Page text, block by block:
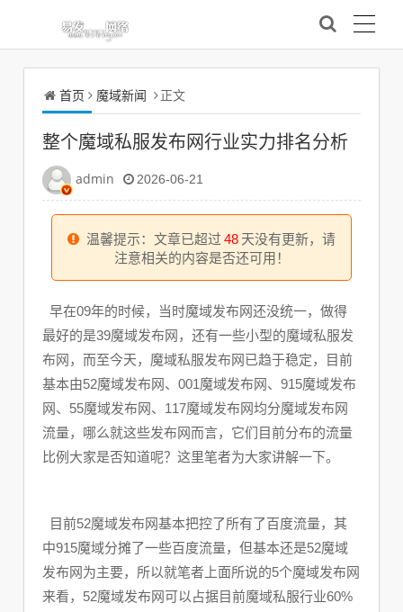
首页 魔域新闻 正文
整个魔域私服发布网行业实力排名分析
admin 2026-06-21
温馨提示：文章已超过 48 天没有更新，请
注意相关的内容是否还可用！
早在09年的时候，当时魔域发布网还没统一，做得
最好的是39魔域发布网，还有一些小型的魔域私服发
布网，而至今天，魔域私服发布网已趋于稳定，目前
基本由52魔域发布网、001魔域发布网、915魔域发布
网、55魔域发布网、117魔域发布网均分魔域发布网
流量，哪么就这些发布网而言，它们目前分布的流量
比例大家是否知道呢？这里笔者为大家讲解一下。
目前52魔域发布网基本把控了所有了百度流量，其
中915魔域分摊了一些百度流量，但基本还是52魔域
发布网为主要，所以就笔者上面所说的5个魔域发布网
来看，52魔域发布网可以占据目前魔域私服行业60%